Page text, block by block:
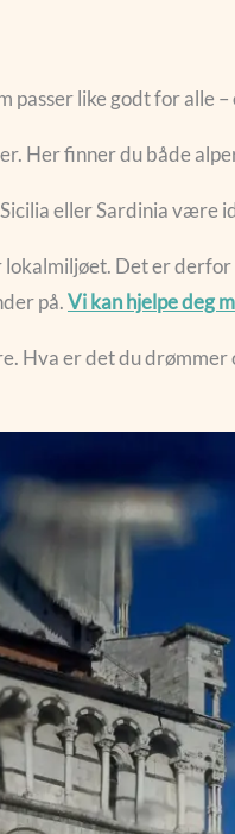
like godt for alle
Her finner du både
eller Sardinia være
Det er
på.Vi kan hjelpe deg
Hva er det du